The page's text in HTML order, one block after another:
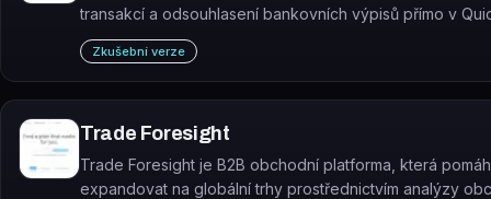
transakcí a odsouhlasení bankovních výpisů přímo v
Online a Xero.
Zkušební verze
Trade Foresight
Trade Foresight je B2B obchodní platforma, která
expandovat na globální trhy prostřednictvím analýzy